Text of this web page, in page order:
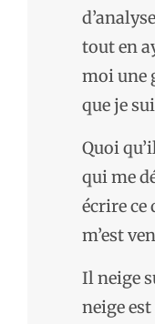
tout en
moi une
que je
Quoi
qui me
écrire ce
m’est
Il neige
neige